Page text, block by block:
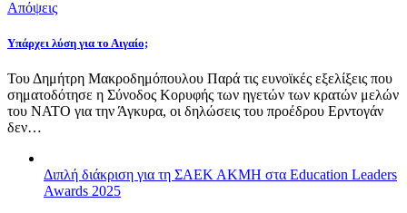
Απόψεις
Υπάρχει λύση για το Αιγαίο;
Του Δημήτρη Μακροδημόπουλου Παρά τις ευνοϊκές εξελίξεις που
σηματοδότησε η Σύνοδος Κορυφής των ηγετών των κρατών μελών
του ΝΑΤΟ για την Άγκυρα, οι δηλώσεις του προέδρου Ερντογάν
δεν…
Διπλή διάκριση για τη ΣΑΕΚ ΑΚΜΗ στα Education Leaders
Awards 2025